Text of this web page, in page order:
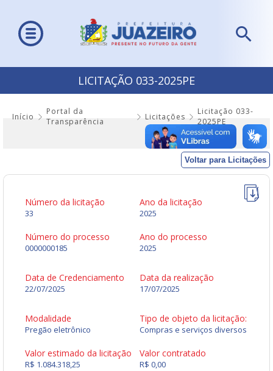
LICITAÇÃO 033-2025PE
Início
Portal da
Transparência
Licitações
Licitação 033-
2025PE
Voltar para Licitações
Número da licitação
33
Ano da licitação
2025
Número do processo
0000000185
Ano do processo
2025
Data de Credenciamento
22/07/2025
Data da realização
17/07/2025
Modalidade
Pregão eletrônico
Tipo de objeto da licitação:
Compras e serviços diversos
Valor estimado da licitação
R$ 1.084.318,25
Valor contratado
R$ 0,00